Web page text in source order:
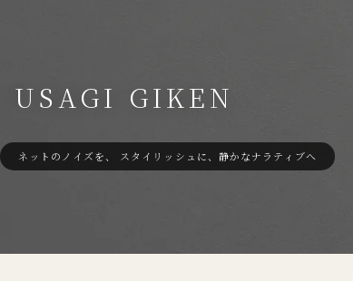
USAGI GIKEN
ネットのノイズを、 スタイリッシュに、静かなナラティブへ